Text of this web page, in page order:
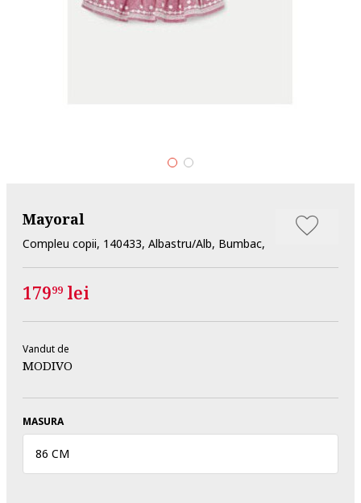
Mayoral
Compleu copii, 140433, Albastru/Alb, Bumbac,
17999 lei
Vandut de
MODIVO
MASURA
86 CM